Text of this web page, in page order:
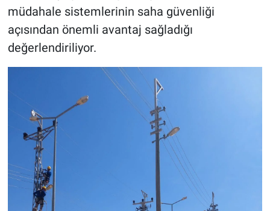
müdahale sistemlerinin saha güvenliği
açısından önemli avantaj sağladığı
değerlendiriliyor.